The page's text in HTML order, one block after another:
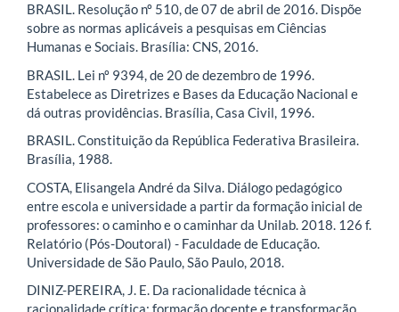
BRASIL. Resolução nº 510, de 07 de abril de 2016. Dispõe
sobre as normas aplicáveis a pesquisas em Ciências
Humanas e Sociais. Brasília: CNS, 2016.
BRASIL. Lei nº 9394, de 20 de dezembro de 1996.
Estabelece as Diretrizes e Bases da Educação Nacional e
dá outras providências. Brasília, Casa Civil, 1996.
BRASIL. Constituição da República Federativa Brasileira.
Brasília, 1988.
COSTA, Elisangela André da Silva. Diálogo pedagógico
entre escola e universidade a partir da formação inicial de
professores: o caminho e o caminhar da Unilab. 2018. 126 f.
Relatório (Pós-Doutoral) - Faculdade de Educação.
Universidade de São Paulo, São Paulo, 2018.
DINIZ-PEREIRA, J. E. Da racionalidade técnica à
racionalidade crítica: formação docente e transformação